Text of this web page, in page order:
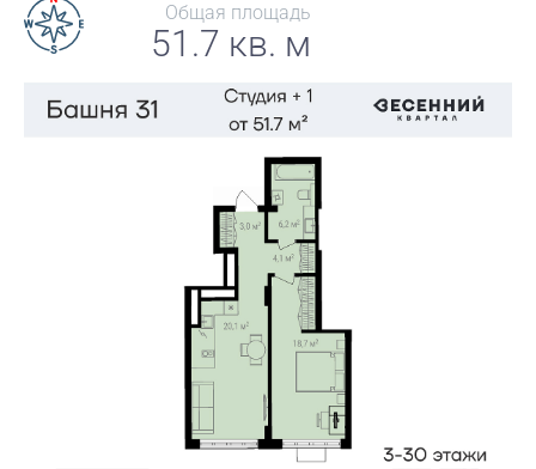
Общая площадь
51.7 кв. м